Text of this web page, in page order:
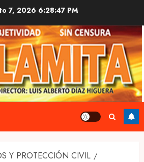
7, 2026 6:28:48 PM
Y PROTECCIÓN CIVIL